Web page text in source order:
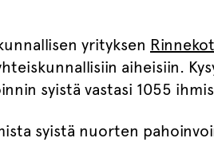
yrityksen
aiheisiin.
syistä vastasi 1055
syistä nuorten